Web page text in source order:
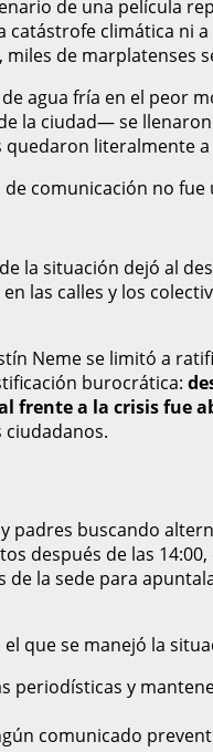
de una película
climática ni
de marplatenses
agua fría en el peor
la ciudad— se
literalmente
comunicación no
la situación dejó al
las calles y los
Neme se limitó a
burocrática:
frente a la crisis fue
buscando
después de las
la sede para
el que se manejó la
periodísticas y
comunicado